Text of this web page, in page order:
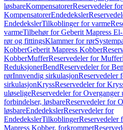
løsbareKompensatorerReservedeler for
KompensatorerEndedeksler
EndedekslerTilkoblinger for varme
varmeTilbehør for Geberit Mapress
rør og fittingsKlammer for rør
KobberGeberit Mapress Kobber
KobberMufferReservedeler for Muffer
ReduksjonerBendReservedeler for
rørInnvendig sirkulasjonReservedeler
sirkulasjonKryssReservedeler for
uløseligeReservedeler for Overganger
forbindelser, løsbareReservedeler for
løsbareEndedekslerReservedeler for
EndedekslerTilkoblingerReservedeler
Mapress Kobber, forkrommet